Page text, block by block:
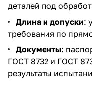
деталей под
Длина и допуски:
требования по
Документы:
ГОСТ 8732 и ГОСТ
результаты